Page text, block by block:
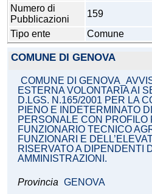
Numero di
Pubblicazioni
159
Tipo ente
Comune
COMUNE DI GENOVA
COMUNE DI
ESTERNA VOLONTARIA AI
D.LGS. N.165/2001 PER LA
PIENO E INDETERMINATO DI
PERSONALE CON PROFILO
FUNZIONARIO TECNICO
FUNZIONARI E
RISERVATO A DIPENDENTI
AMMINISTRAZIONI.
Provincia GENOVA